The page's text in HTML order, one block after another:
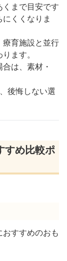
まで目安です
くくなりま
療育施設と並行
ます。
は、素材・
後悔しない選
すめ比較ポ
すすめのおも